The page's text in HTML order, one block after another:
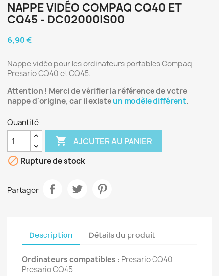
NAPPE VIDÉO COMPAQ CQ40 ET
CQ45 - DC02000IS00
6,90 €
Nappe vidéo pour les ordinateurs portables Compaq
Presario CQ40 et CQ45.
Attention ! Merci de vérifier la référence de votre
nappe d'origine, car il existeun modèle différent.
Quantité
 AJOUTER AU PANIER
 Rupture de stock
Partager
Description Détails du produit
Ordinateurs compatibles : Presario CQ40 -
Presario CQ45